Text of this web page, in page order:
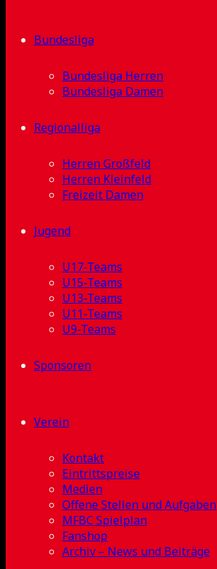
Bundesliga
Bundesliga Herren
Bundesliga Damen
Regionalliga
Herren Großfeld
Herren Kleinfeld
Freizeit Damen
Jugend
U17-Teams
U15-Teams
U13-Teams
U11-Teams
U9-Teams
Sponsoren
Verein
Kontakt
Eintrittspreise
Medien
Offene Stellen und Aufgaben
MFBC Spielplan
Fanshop
Archiv – News und Beiträge